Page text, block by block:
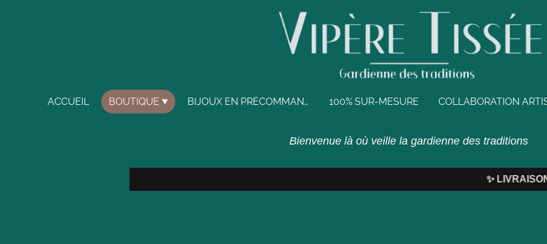
ACCUEIL BOUTIQUE BIJOUX EN PRÉCOMMANDE 100% SUR-MESURE
Bienvenue là où veille la gardienne des traditions
✨LIVRAISON